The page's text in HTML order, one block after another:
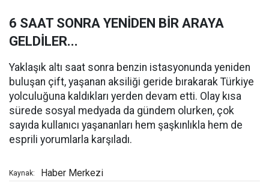
6 SAAT SONRA YENİDEN BİR ARAYA
GELDİLER...
Yaklaşık altı saat sonra benzin istasyonunda yeniden
buluşan çift, yaşanan aksiliği geride bırakarak Türkiye
yolculuğuna kaldıkları yerden devam etti. Olay kısa
sürede sosyal medyada da gündem olurken, çok
sayıda kullanıcı yaşananları hem şaşkınlıkla hem de
esprili yorumlarla karşıladı.
Kaynak: Haber Merkezi